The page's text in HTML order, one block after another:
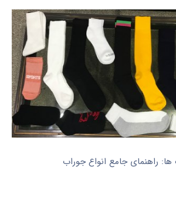
راهنمای جامع انواع جوراب